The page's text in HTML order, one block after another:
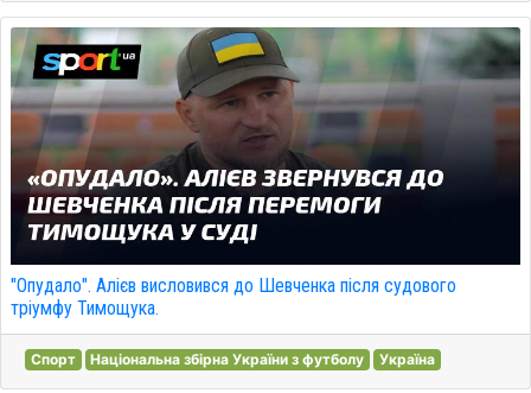
"Опудало". Алієв висловився до Шевченка після судового
тріумфу Тимощука.
Спорт Національна збірна України з футболу Україна